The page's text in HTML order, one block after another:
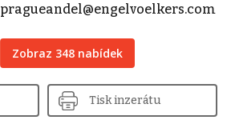
pragueandel@engelvoelkers.com
Zobraz 348 nabídek
Tisk inzerátu